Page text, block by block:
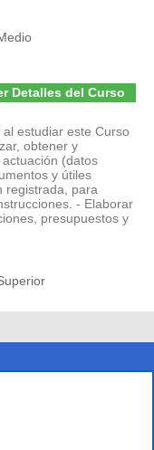
Detalles del Curso
estudiar este Curso
obtener y
(datos
y útiles
registrada, para
- Elaborar
presupuestos y